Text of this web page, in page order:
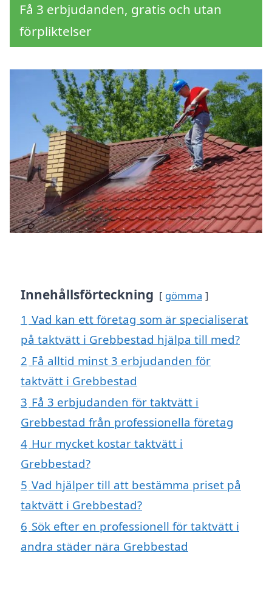
Få 3 erbjudanden, gratis och utan
förpliktelser
Innehållsförteckning gömma
1 Vad kan ett företag som är specialiserat
på taktvätt i Grebbestad hjälpa till med?
2 Få alltid minst 3 erbjudanden för
taktvätt i Grebbestad
3 Få 3 erbjudanden för taktvätt i
Grebbestad från professionella företag
4 Hur mycket kostar taktvätt i
Grebbestad?
5 Vad hjälper till att bestämma priset på
taktvätt i Grebbestad?
6 Sök efter en professionell för taktvätt i
andra städer nära Grebbestad